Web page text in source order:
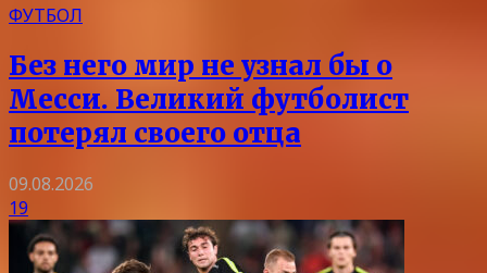
ФУТБОЛ
Без него мир не узнал бы о
Месси. Великий футболист
потерял своего отца
09.08.2026
19